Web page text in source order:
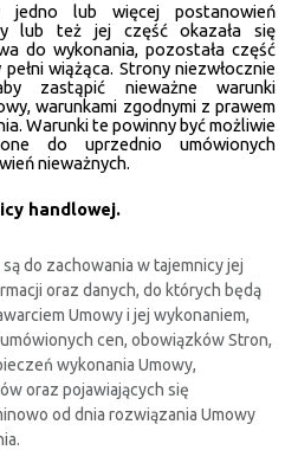
jedno lub więcej postanowień
lub też jej część okazała się
do wykonania, pozostała część
wiążąca. Strony niezwłocznie
zastąpić nieważne warunki
warunkami zgodnymi z prawem
Warunki te powinny być możliwie
do uprzednio umówionych
nieważnych.
handlowej.
do zachowania w tajemnicy jej
oraz danych, do których będą
Umowy i jej wykonaniem,
cen, obowiązków Stron,
wykonania Umowy,
oraz pojawiających się
od dnia rozwiązania Umowy